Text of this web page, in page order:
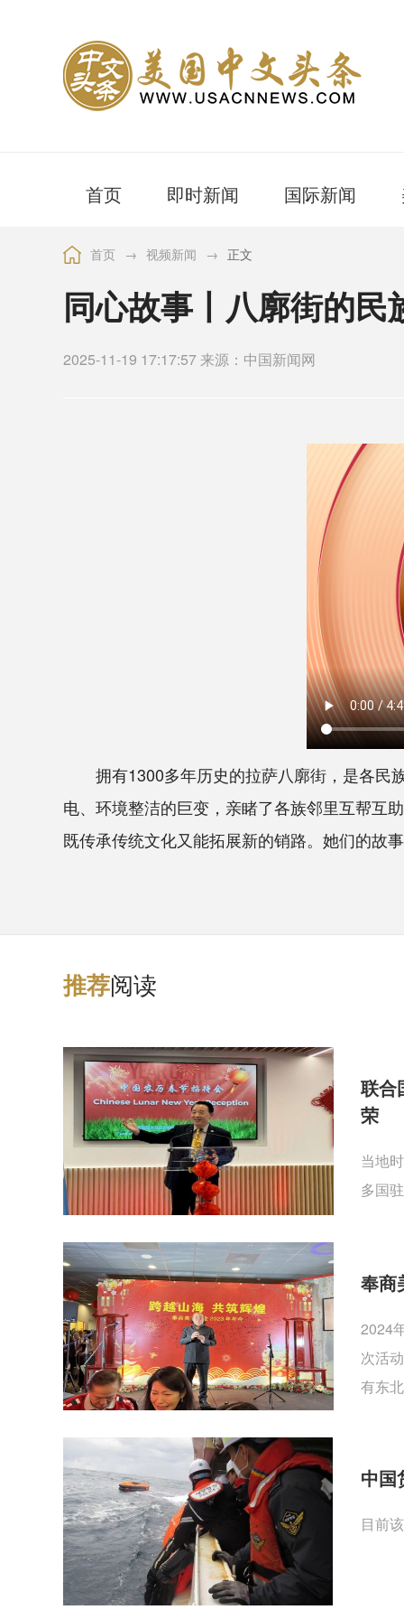
首页 即时新闻 国际新闻
首页 → 视频新闻 → 正文
同心故事丨八廓街的民
2025-11-19 17:17:57 来源：中国新闻网
拥有1300多年历史的拉萨八廓街，是各民
电、环境整洁的巨变，亲睹了各族邻里互帮互
既传承传统文化又能拓展新的销路。她们的故
推荐阅读
联合
荣
当地
多国
奉商
2024
次活
有东
中国
目前